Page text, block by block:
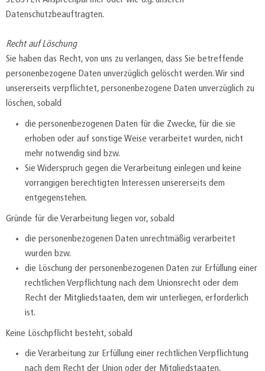
Datenschutzbeauftragten.
Recht auf Löschung
Sie haben das Recht, von uns zu verlangen, dass Sie betreffende
personenbezogene Daten unverzüglich gelöscht werden. Wir sind
unsererseits verpflichtet, personenbezogene Daten unverzüglich zu
löschen, sobald
die personenbezogenen Daten für die Zwecke, für die sie
erhoben oder auf sonstige Weise verarbeitet wurden, nicht
mehr notwendig sind bzw.
Sie Widerspruch gegen die Verarbeitung einlegen und keine
vorrangigen berechtigten Interessen unsererseits dem
entgegenstehen.
Gründe für die Verarbeitung liegen vor, sobald
die personenbezogenen Daten unrechtmäßig verarbeitet
wurden bzw.
die Löschung der personenbezogenen Daten zur Erfüllung einer
rechtlichen Verpflichtung nach dem Unionsrecht oder dem
Recht der Mitgliedstaaten, dem wir unterliegen, erforderlich
ist.
Keine Löschpflicht besteht, sobald
die Verarbeitung zur Erfüllung einer rechtlichen Verpflichtung
nach dem Recht der Union oder der Mitgliedstaaten,